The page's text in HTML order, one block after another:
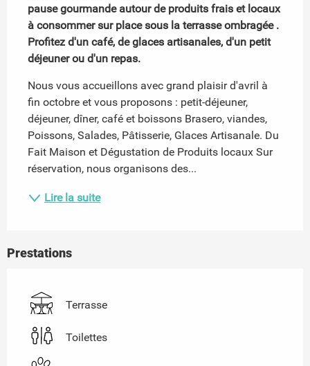
pause gourmande autour de produits frais et locaux
à consommer sur place sous la terrasse ombragée .
Profitez d'un café, de glaces artisanales, d'un petit
déjeuner ou d'un repas.
Nous vous accueillons avec grand plaisir d'avril à
fin octobre et vous proposons : petit-déjeuner,
déjeuner, dîner, café et boissons Brasero, viandes,
Poissons, Salades, Pâtisserie, Glaces Artisanale. Du
Fait Maison et Dégustation de Produits locaux Sur
réservation, nous organisons des...
Lire la suite
Prestations
Terrasse
Toilettes